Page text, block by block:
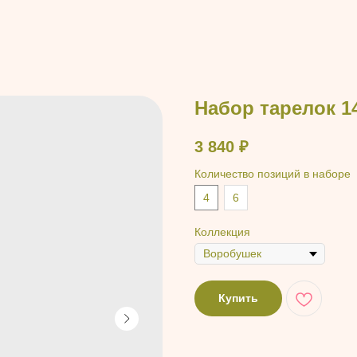
Набор тарелок
3 840 ₽
Количество позиций в наборе
4
6
Коллекция
Купить